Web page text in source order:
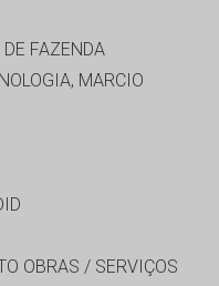
DE FAZENDA
MARCIO
OBRAS / SERVIÇOS